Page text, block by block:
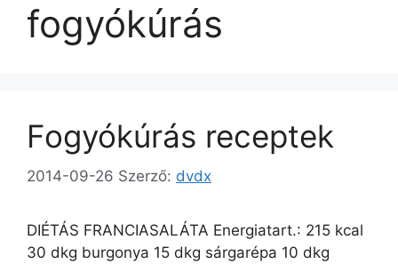
fogyókúrás
Fogyókúrás receptek
2014-09-26 Szerző: dvdx
DIÉTÁS FRANCIASALÁTA Energiatart.: 215 kcal
30 dkg burgonya 15 dkg sárgarépa 10 dkg